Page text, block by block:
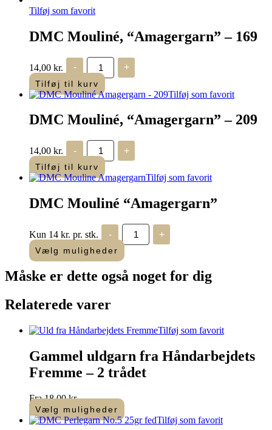
Tilføj som favorit
DMC Mouliné, “Amagergarn” – 169
14,00 kr. -
DMC
Mouliné,
“Amagergarn”
–
169
+
Tilføj til kurv
Tilføj som favorit
DMC Mouliné, “Amagergarn” – 209
14,00 kr. -
DMC
Mouliné,
“Amagergarn”
–
209
+
Tilføj til kurv
Tilføj som favorit
DMC Mouliné “Amagergarn”
Kun 14 kr. pr. stk. -
DMC
Mouliné
"Amagergarn"
antal
+
Vælg muligheder
Måske er dette også noget for dig
Relaterede varer
Tilføj som favorit
Gammel uldgarn fra Håndarbejdets
Fremme – 2 trådet
Fra18,00kr.
Vælg muligheder
Dette
Tilføj som favorit